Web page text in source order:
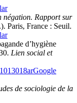
négation. Rapport sur
Paris, France : Seuil.
d’hygiène
Lien social et
Google
de sociologie de la